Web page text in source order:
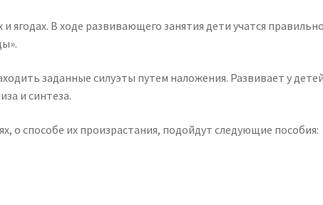
ягодах. В ходе развивающего занятия дети учатся
заданные силуэты путем наложения. Развивает у
и синтеза.
о способе их произрастания, подойдут следующие пособия: